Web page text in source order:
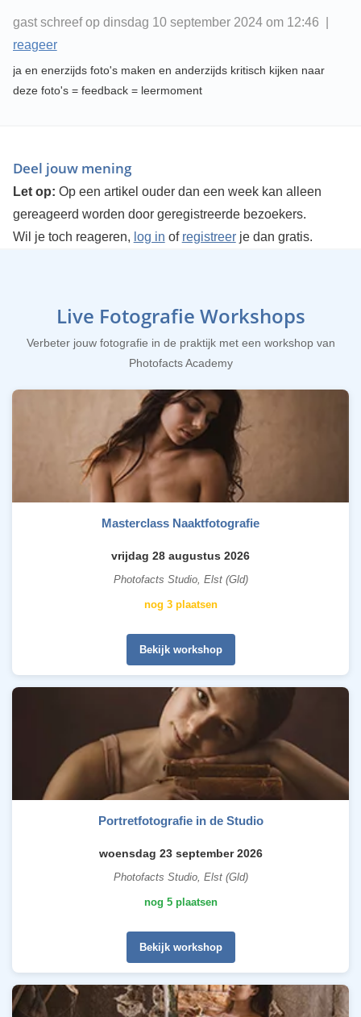
gast schreef op dinsdag 10 september 2024 om 12:46 |
reageer
ja en enerzijds foto's maken en anderzijds kritisch kijken naar
deze foto's = feedback = leermoment
Deel jouw mening
Let op: Op een artikel ouder dan een week kan alleen
gereageerd worden door geregistreerde bezoekers.
Wil je toch reageren, log in of registreerje dan gratis.
Live Fotografie Workshops
Verbeter jouw fotografie in de praktijk met een workshop van
Photofacts Academy
Masterclass Naaktfotografie
vrijdag 28 augustus 2026
Photofacts Studio, Elst (Gld)
nog 3 plaatsen
Bekijk workshop
Portretfotografie in de Studio
woensdag 23 september 2026
Photofacts Studio, Elst (Gld)
nog 5 plaatsen
Bekijk workshop